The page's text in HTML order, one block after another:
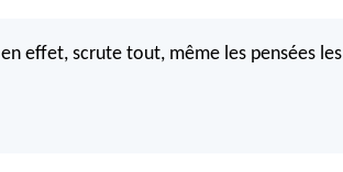
effet, scrute tout, même les pensées les